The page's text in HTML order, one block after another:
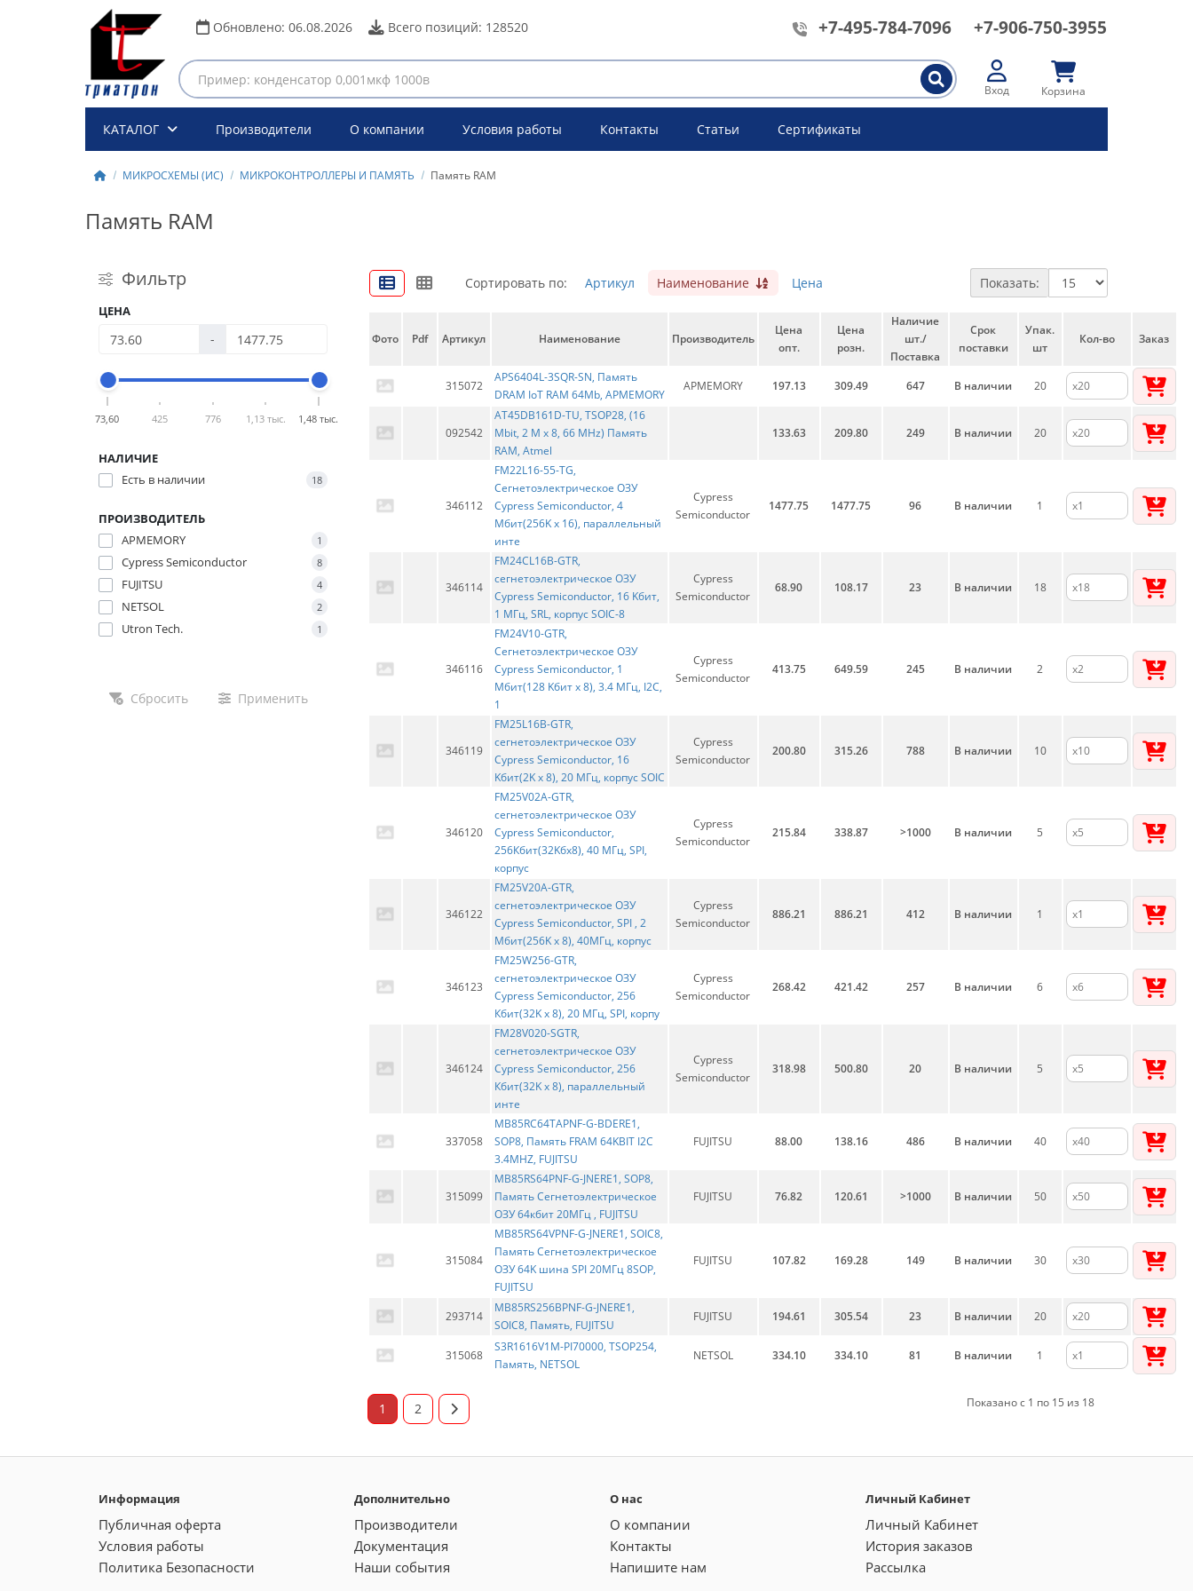
Обновлено: 06.08.2026 Всего позиций: 128520 +7-495-784-7096 +7-906-750-3955
Вход Корзина
КАТАЛОГ Производители О компании Условия работы Контакты Статьи Сертификаты
МИКРОСХЕМЫ (ИС) МИКРОКОНТРОЛЛЕРЫ И ПАМЯТЬ Память RAM
Память RAM
Фильтр
ЦЕНА
-
73,60 425 776 1,13 тыс. 1,48 тыс.
НАЛИЧИЕ
Есть в наличии
18
ПРОИЗВОДИТЕЛЬ
APMEMORY
1
Cypress Semiconductor 8
FUJITSU 4
NETSOL 2
Utron Tech. 1
Сбросить Применить
Сортировать по: Артикул Наименование Цена Показать:
Фото Pdf Артикул Наименование Производитель
Цена
опт.
Цена
розн.
Наличие
шт./
Поставка
Срок
поставки
Упак.
шт
Кол-во Заказ
315072
APS6404L-3SQR-SN, Память
DRAM IoT RAM 64Mb, APMEMORY
APMEMORY 197.13 309.49 647 В наличии 20
092542
AT45DB161D-TU, TSOP28, (16
Mbit, 2 M x 8, 66 MHz) Память
RAM, Atmel
133.63 209.80 249 В наличии 20
346112
FM22L16-55-TG,
Сегнетоэлектрическое ОЗУ
Cypress Semiconductor, 4
Мбит(256K x 16), параллельный
инте
Cypress
Semiconductor
1477.75 1477.75 96 В наличии 1
346114
FM24CL16B-GTR,
cегнетоэлектрическое ОЗУ
Cypress Semiconductor, 16 Kбит,
1 МГц, SRL, корпус SOIC-8
Cypress
Semiconductor
68.90 108.17 23 В наличии 18
346116
FM24V10-GTR,
Сегнетоэлектрическое ОЗУ
Cypress Semiconductor, 1
Mбит(128 Kбит x 8), 3.4 МГц, I2C,
1
Cypress
Semiconductor
413.75 649.59 245 В наличии 2
346119
FM25L16B-GTR,
сегнетоэлектрическое ОЗУ
Cypress Semiconductor, 16
Kбит(2K x 8), 20 МГц, корпус SOIC
Cypress
Semiconductor
200.80 315.26 788 В наличии 10
346120
FM25V02A-GTR,
сегнетоэлектрическое ОЗУ
Cypress Semiconductor,
256Кбит(32Kбx8), 40 МГц, SPI,
корпус
Cypress
Semiconductor
215.84 338.87 >1000 В наличии 5
346122
FM25V20A-GTR,
сегнетоэлектрическое ОЗУ
Cypress Semiconductor, SPI , 2
Мбит(256K x 8), 40МГц, корпус
Cypress
Semiconductor
886.21 886.21 412 В наличии 1
346123
FM25W256-GTR,
cегнетоэлектрическое ОЗУ
Cypress Semiconductor, 256
Кбит(32K x 8), 20 МГц, SPI, корпу
Cypress
Semiconductor
268.42 421.42 257 В наличии 6
346124
FM28V020-SGTR,
cегнетоэлектрическое ОЗУ
Cypress Semiconductor, 256
Кбит(32K x 8), параллельный
инте
Cypress
Semiconductor
318.98 500.80 20 В наличии 5
337058
MB85RC64TAPNF-G-BDERE1,
SOP8, Память FRAM 64KBIT I2C
3.4MHZ, FUJITSU
FUJITSU 88.00 138.16 486 В наличии 40
315099
MB85RS64PNF-G-JNERE1, SOP8,
Память Сегнетоэлектрическое
ОЗУ 64кбит 20МГц , FUJITSU
FUJITSU 76.82 120.61 >1000 В наличии 50
315084
MB85RS64VPNF-G-JNERE1, SOIC8,
Память Сегнетоэлектрическое
ОЗУ 64K шина SPI 20МГц 8SOP,
FUJITSU
FUJITSU 107.82 169.28 149 В наличии 30
293714
MB85RS256BPNF-G-JNERE1,
SOIC8, Память, FUJITSU
FUJITSU 194.61 305.54 23 В наличии 20
315068
S3R1616V1M-PI70000, TSOP254,
Память, NETSOL
NETSOL 334.10 334.10 81 В наличии 1
1 2 Показано с 1 по 15 из 18
Информация
Публичная оферта
Условия работы
Политика Безопасности
Дополнительно
Производители
Документация
Наши события
О нас
О компании
Контакты
Напишите нам
Личный Кабинет
Личный Кабинет
История заказов
Рассылка